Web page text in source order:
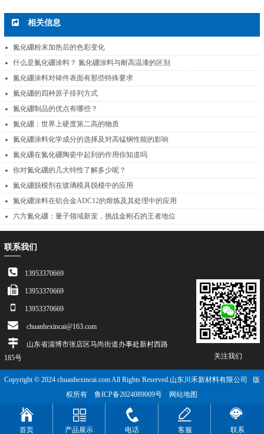
相关信息
氮化硼粉末加热后的色彩变化
什么是氮化硼涂料？ 氮化硼涂料与耐高温漆的区别
氮化硼涂料对铸件表面有那些特殊要求
氮化硼的四种原子排列方式
氮化硼制品的优点有哪些？
氮化硼：世界上硬度第二高的物质
氮化硼涂料化学成分的选择及对高锰钢性能的影响
氮化硼在氮化硼陶瓷中起到的作用你知道吗
你对氮化硼的几大特性了解多少呢？
氮化硼脱模剂在玻璃模具脱模中的应用
氮化硼涂料在铝合金ADC12的熔炼及其处理中的应用
六方氮化硼：量子领域新宠，挑战金刚石的王者地位
关注我们
联系我们
13953370669
13953370669
13953370669
chuanhexincai@163.com
山东省淄博市张店区马尚街道办事处新村西路
185号
Copyright © 2024 chuanhexincai.com All Rights Reserved.山东川禾新材料有限公司 版
权所有鲁ICP备2024089009号 网站地图
首页 产品展示 电话 客服 联系